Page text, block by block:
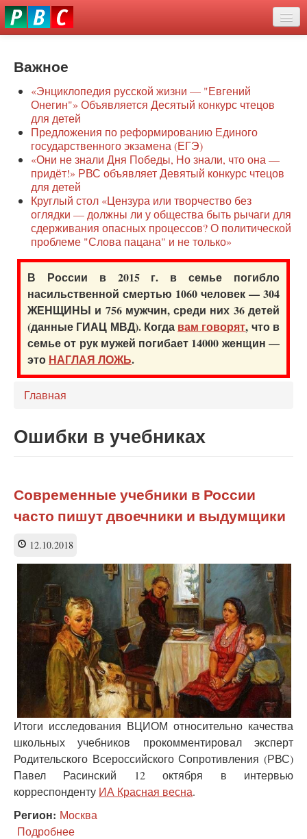
Перейти
к
О нас
Защита семей
Образование
Наше сопротивление
Регионы
Видео
Важное
«Энциклопедия русской жизни — "Евгений
Онегин"» Объявляется Десятый конкурс чтецов
для детей
Предложения по реформированию Единого
государственного экзамена (ЕГЭ)
«Они не знали Дня Победы, Но знали, что она —
придёт!» РВС объявляет Девятый конкурс чтецов
для детей
Круглый стол «Цензура или творчество без
оглядки — должны ли у общества быть рычаги для
сдерживания опасных процессов? О политической
проблеме "Слова пацана" и не только»
В России в 2015 г. в семье погибло
насильственной смертью 1060 человек — 304
ЖЕНЩИНЫ и 756 мужчин, среди них 36 детей
(данные ГИАЦ МВД). Когда вам говорят, что в
семье от рук мужей погибает 14000 женщин —
это НАГЛАЯ ЛОЖЬ.
Главная
Ошибки в учебниках
Современные учебники в России
часто пишут двоечники и выдумщики
12.10.2018
Итоги исследования ВЦИОМ относительно качества
школьных учебников прокомментировал эксперт
Родительского Всероссийского Сопротивления (РВС)
Павел Расинский 12 октября в интервью
корреспонденту ИА Красная весна.
Регион: Москва
Подробнее